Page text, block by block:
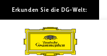
POGORELICH
Essentials
Erkunden Sie die DG-Welt: